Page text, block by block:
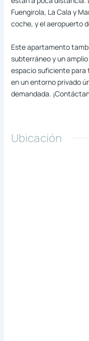
Fuengirola, La Cala y
coche, y el aeropuerto
Este apartamento
subterráneo y un
espacio suficiente para
en un entorno privado
demandada.
Ubicación